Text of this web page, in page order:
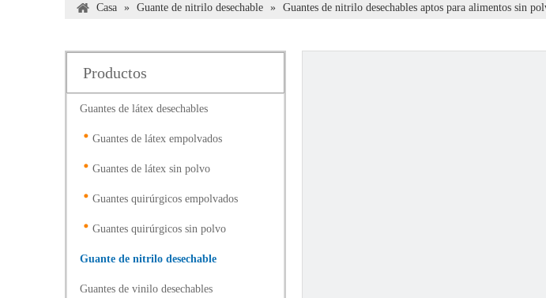
Casa » Guante de nitrilo desechable » Guantes de nitrilo desechables aptos para alimentos sin
Productos
Guantes de látex desechables
Guantes de látex empolvados
Guantes de látex sin polvo
Guantes quirúrgicos empolvados
Guantes quirúrgicos sin polvo
Guante de nitrilo desechable
Guantes de vinilo desechables